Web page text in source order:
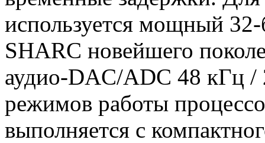
используется мощный
SHARC новейшего
аудио-DAC/ADC 48 кГц
режимов работы
выполняется с